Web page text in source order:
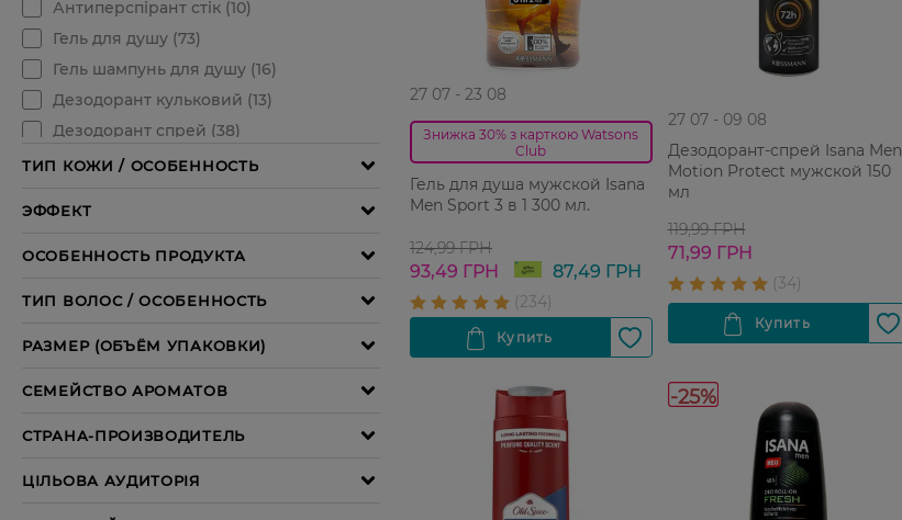
27 07 - 23 08
Знижка 30% з карткою Watsons
Club
Гель для душа мужской Isana
Men Sport 3 в 1 300 мл.
124,99 ГРН
93,49 ГРН 87,49 ГРН
27 07 - 09 08
Дезодорант-спрей Isana Men
Motion Protect мужской 150
мл
119,99 ГРН
71,99 ГРН
-25%